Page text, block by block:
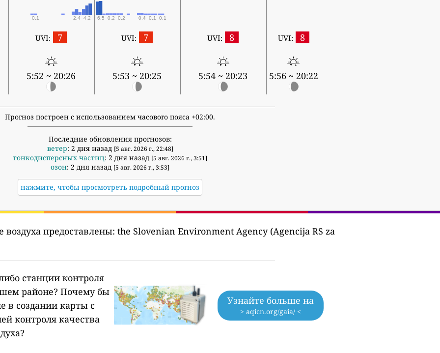
0.1 2.4 4.2 6.5 0.2 0.2 0.4 0.1 0.1
UVI: 7
5:52 ~ 20:26
UVI: 7
5:53 ~ 20:25
UVI: 8
5:54 ~ 20:23
UVI: 8
5:56 ~ 20:22
Прогноз построен с использованием часового пояса +02:00.
Последние обновления прогнозов:
ветер: 2 дня назад [5 авг. 2026 г., 22:48]
тонкодисперсных частиц: 2 дня назад [5 авг. 2026 г., 3:51]
озон: 2 дня назад [5 авг. 2026 г., 3:53]
нажмите, чтобы просмотреть подробный прогноз
воздуха предоставлены: the Slovenian Environment Agency (Agencija RS za
станции контроля
районе? Почему бы
в создании карты с
контроля качества
Узнайте больше на
> aqicn.org/gaia/ <